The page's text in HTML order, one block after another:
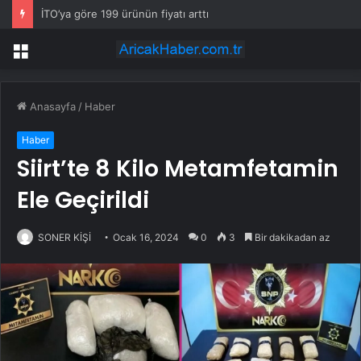
İTO’ya göre 199 ürünün fiyatı arttı
Menü
Anasayfa / Haber
Haber
Siirt’te 8 Kilo Metamfetamin
Ele Geçirildi
SONER KİŞİ Ocak 16, 2024 0 3 Bir dakikadan az